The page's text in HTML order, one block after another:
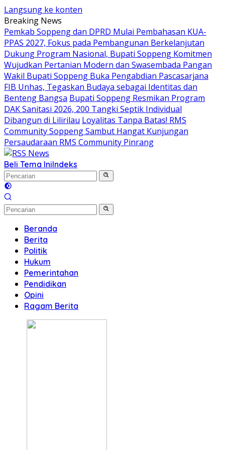
Langsung ke konten
Breaking News
Pemkab Soppeng dan DPRD Mulai Pembahasan KUA-
PPAS 2027, Fokus pada Pembangunan Berkelanjutan
Dukung Program Nasional, Bupati Soppeng Komitmen
Wujudkan Pertanian Modern dan Swasembada Pangan
Wakil Bupati Soppeng Buka Pengabdian Pascasarjana
FIB Unhas, Tegaskan Budaya sebagai Identitas dan
Benteng Bangsa Bupati Soppeng Resmikan Program
DAK Sanitasi 2026, 200 Tangki Septik Individual
Dibangun di Lilirilau Loyalitas Tanpa Batas! RMS
Community Soppeng Sambut Hangat Kunjungan
Persaudaraan RMS Community Pinrang
Beli Tema IniIndeks
Beranda
Berita
Politik
Hukum
Pemerintahan
Pendidikan
Opini
Ragam Berita